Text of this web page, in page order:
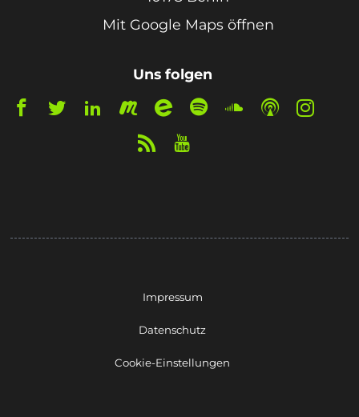
Mit Google Maps öffnen
Uns folgen
Impressum
Datenschutz
Cookie-Einstellungen